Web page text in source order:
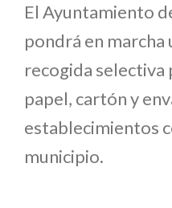
El Ayuntamiento
pondrá en marcha
recogida selectiva
papel, cartón y
establecimientos
municipio.